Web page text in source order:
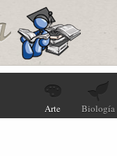
Arte Biología